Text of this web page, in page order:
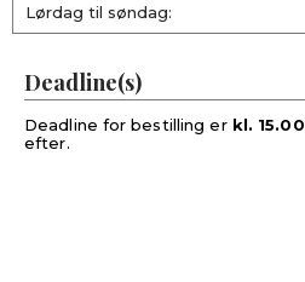
Lørdag til søndag:
Deadline(s)
Deadline for bestilling er kl. 15.00
efter.